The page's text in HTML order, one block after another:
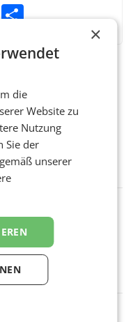
XING
Umsatzplus im
schwachem
Post AG hat im
einen Konzernumsatz
erwirtschaftet, was
und macht
Gewinn
AMSTERDAM. Der
hat im
operativ
und die
übertroffen.
×
die
Website zu
Nutzung
Sie der
unserer